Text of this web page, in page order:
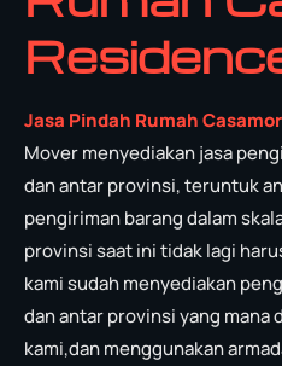
Jasa Pindah Rumah
Mover menyediakan jasa
dan antar provinsi, teruntuk
pengiriman barang dalam
provinsi saat ini tidak lagi
kami sudah menyediakan
dan antar provinsi yang mana
kami,dan menggunakan